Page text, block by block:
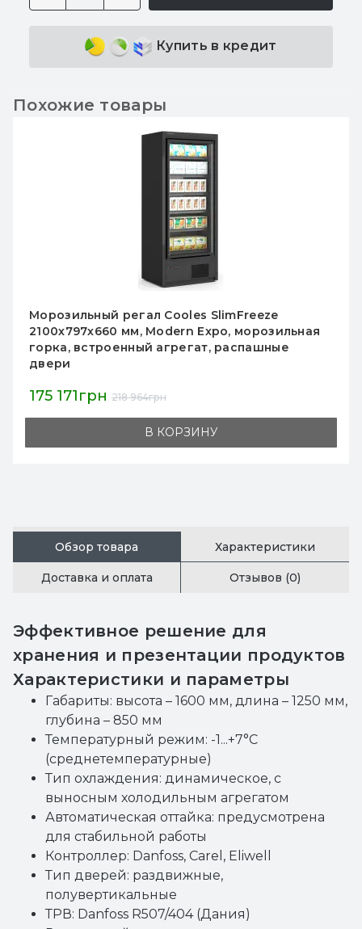
Купить в кредит
Похожие товары
морозильная
распашные
Морозильный регал
Expo 2075х3905х1000 мм с
агрегатом и 20
Обзор товара Характеристики
Доставка и оплата Отзывов (0)
Эффективное решение для
хранения и презентации продуктов
Характеристики и параметры
Габариты: высота – 1600 мм, длина – 1250 мм,
глубина – 850 мм
Температурный режим: -1...+7°C
(среднетемпературные)
Тип охлаждения: динамическое, с
выносным холодильным агрегатом
Автоматическая оттайка: предусмотрена
для стабильной работы
Контроллер: Danfoss, Carel, Eliwell
Тип дверей: раздвижные,
полувертикальные
ТРВ: Danfoss R507/404 (Дания)